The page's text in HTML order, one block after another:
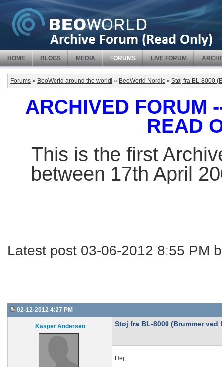
HOME BLOGS MEDIA FORUMS LIVE FORUM
Forums » BeoWorld around the world! » BeoWorld Nordic » Støj fra BL-8000
ARCHIVED FORUM
READ
This is the first
between 17th April
Latest post 03-06-2012 8:55 PM
02-12-2012 4:27 PM
Kasper Andersen Støj fra BL-8000 (Brummer
Hej,